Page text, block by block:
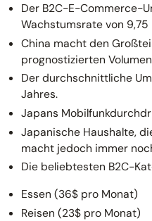
Der B2C-E-Commerce-
Wachstumsrate von
China macht den
prognostizierten
Der durchschnittliche
Jahres.
Japans
Japanische Haushalte,
macht jedoch immer
Die beliebtesten B2C-
Essen (36$ pro Monat)
Reisen (23$ pro Monat)